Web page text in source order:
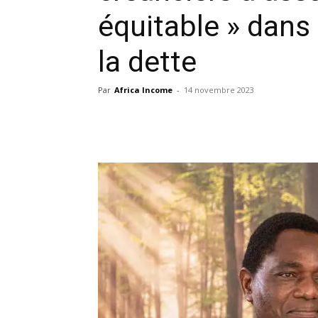
équitable »
la dette
Par Africa Income - 14 novembre 2023